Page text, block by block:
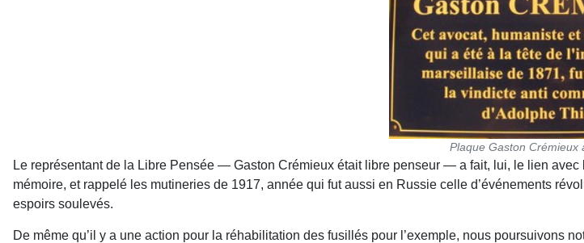
Plaque Gaston Crémieux
Le représentant de la Libre Pensée — Gaston Crémieux était libre penseur — a fait, lui, le lien
mémoire, et rappelé les mutineries de 1917, année qui fut aussi en Russie celle d’événements
espoirs soulevés.
De même qu’il y a une action pour la réhabilitation des fusillés pour l’exemple, nous poursuivons